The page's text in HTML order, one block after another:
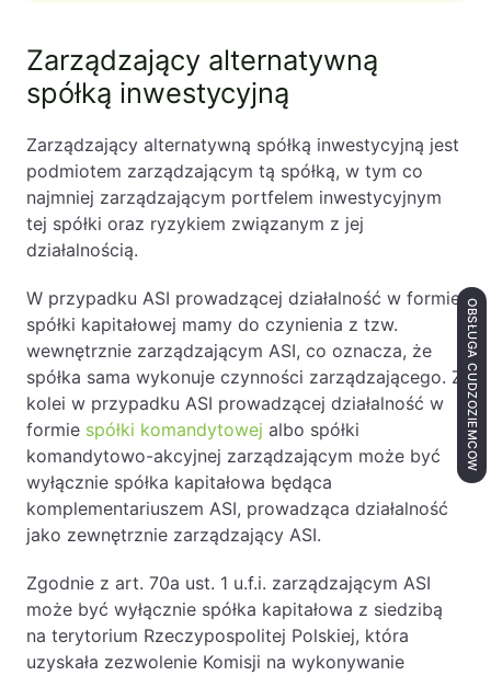
Zarządzający alternatywną
spółką inwestycyjną
Zarządzający alternatywną spółką inwestycyjną jest
podmiotem zarządzającym tą spółką, w tym co
najmniej zarządzającym portfelem inwestycyjnym
tej spółki oraz ryzykiem związanym z jej
działalnością.
W przypadku ASI prowadzącej działalność w formie
spółki kapitałowej mamy do czynienia z tzw.
wewnętrznie zarządzającym ASI, co oznacza, że
spółka sama wykonuje czynności zarządzającego. Z
kolei w przypadku ASI prowadzącej działalność w
formie spółki komandytowej albo spółki
komandytowo-akcyjnej zarządzającym może być
wyłącznie spółka kapitałowa będąca
komplementariuszem ASI, prowadząca działalność
jako zewnętrznie zarządzający ASI.
Zgodnie z art. 70a ust. 1 u.f.i. zarządzającym ASI
może być wyłącznie spółka kapitałowa z siedzibą
na terytorium Rzeczypospolitej Polskiej, która
uzyskała zezwolenie Komisji na wykonywanie
OBSŁUGA CUDZOZIEMCÓW